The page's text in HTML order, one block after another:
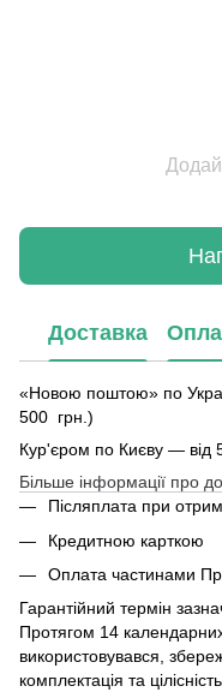
Доставка
«Новою поштою» по
500 грн.)
Кур'єром по Києву — від
Більше інформації про
Післяплата при
Кредитною карткою
Оплата частинами
Гарантійний термін
Протягом 14
використовувався,
комплектація та